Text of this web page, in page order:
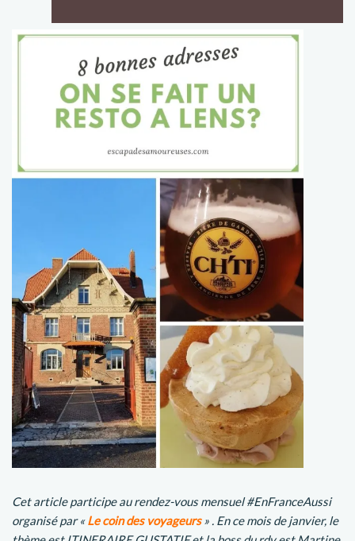
Cet article participe au rendez-vous mensuel #EnFranceAussi
organisé par «Le coin des voyageurs» . En ce mois de janvier, le